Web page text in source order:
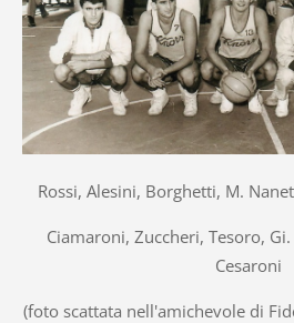
Rossi, Alesini, Borghetti, M.
Ciamaroni, Zuccheri, Tesoro,
Cesaroni
(foto scattata nell'amichevole di